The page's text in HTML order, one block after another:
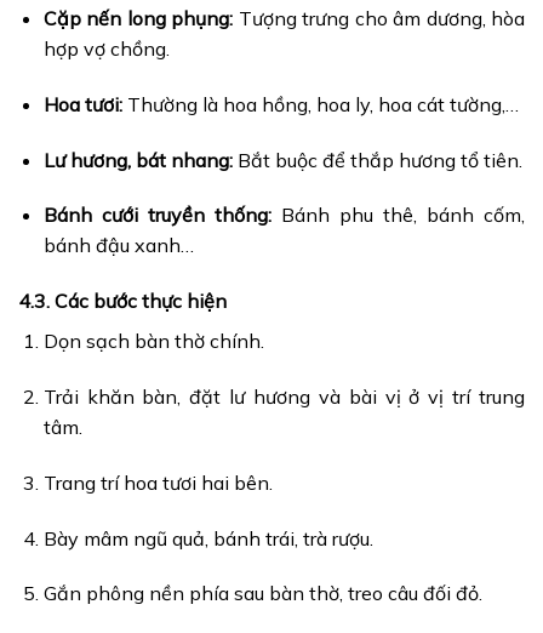
Cặp nến long phụng: Tượng trưng cho âm dương, hòa
hợp vợ chồng.
Hoa tươi:Thường là hoa hồng, hoa ly, hoa cát tường,…
Lư hương, bát nhang:Bắt buộc để thắp hương tổ tiên.
Bánh cưới truyền thống:Bánh phu thê, bánh cốm,
bánh đậu xanh…
4.3. Các bước thực hiện
Dọn sạch bàn thờ chính.
Trải khăn bàn, đặt lư hương và bài vị ở vị trí trung
tâm.
Trang trí hoa tươi hai bên.
Bày mâm ngũ quả, bánh trái, trà rượu.
Gắn phông nền phía sau bàn thờ, treo câu đối đỏ.